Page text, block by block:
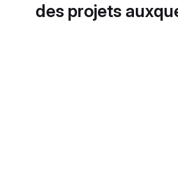
des projets